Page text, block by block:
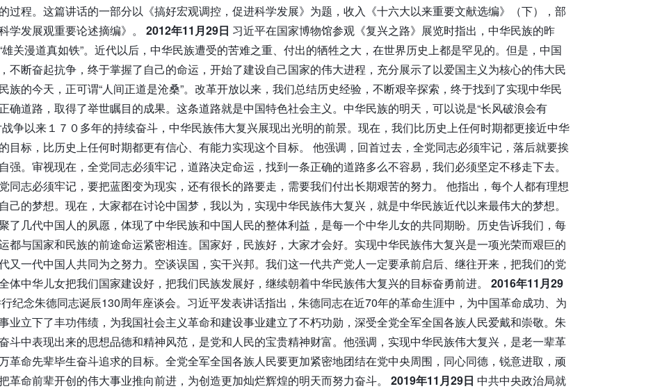
过程。这篇讲话的一部分以《搞好宏观调控，促进科学发展》为题，收入《十六大以来重要文献选编》（下），部
学发展观重要论述摘编》。 2012年11月29日 习近平在国家博物馆参观《复兴之路》展览时指出，中华民族的昨
雄关漫道真如铁”。近代以后，中华民族遭受的苦难之重、付出的牺牲之大，在世界历史上都是罕见的。但是，中国
不断奋起抗争，终于掌握了自己的命运，开始了建设自己国家的伟大进程，充分展示了以爱国主义为核心的伟大民
族的今天，正可谓“人间正道是沧桑”。改革开放以来，我们总结历史经验，不断艰辛探索，终于找到了实现中华民
确道路，取得了举世瞩目的成果。这条道路就是中国特色社会主义。中华民族的明天，可以说是“长风破浪会有
战争以来１７０多年的持续奋斗，中华民族伟大复兴展现出光明的前景。现在，我们比历史上任何时期都更接近中华
目标，比历史上任何时期都更有信心、有能力实现这个目标。 他强调，回首过去，全党同志必须牢记，落后就要挨
强。审视现在，全党同志必须牢记，道路决定命运，找到一条正确的道路多么不容易，我们必须坚定不移走下去。
同志必须牢记，要把蓝图变为现实，还有很长的路要走，需要我们付出长期艰苦的努力。 他指出，每个人都有理想
己的梦想。现在，大家都在讨论中国梦，我以为，实现中华民族伟大复兴，就是中华民族近代以来最伟大的梦想。
了几代中国人的夙愿，体现了中华民族和中国人民的整体利益，是每一个中华儿女的共同期盼。历史告诉我们，每
都与国家和民族的前途命运紧密相连。国家好，民族好，大家才会好。实现中华民族伟大复兴是一项光荣而艰巨的
又一代中国人共同为之努力。空谈误国，实干兴邦。我们这一代共产党人一定要承前启后、继往开来，把我们的党
体中华儿女把我们国家建设好，把我们民族发展好，继续朝着中华民族伟大复兴的目标奋勇前进。 2016年11月29
纪念朱德同志诞辰130周年座谈会。习近平发表讲话指出，朱德同志在近70年的革命生涯中，为中国革命成功、为
业立下了丰功伟绩，为我国社会主义革命和建设事业建立了不朽功勋，深受全党全军全国各族人民爱戴和崇敬。朱
斗中表现出来的思想品德和精神风范，是党和人民的宝贵精神财富。他强调，实现中华民族伟大复兴，是老一辈革
革命先辈毕生奋斗追求的目标。全党全军全国各族人民要更加紧密地团结在党中央周围，同心同德，锐意进取，顽
革命前辈开创的伟大事业推向前进，为创造更加灿烂辉煌的明天而努力奋斗。 2019年11月29日 中共中央政治局就